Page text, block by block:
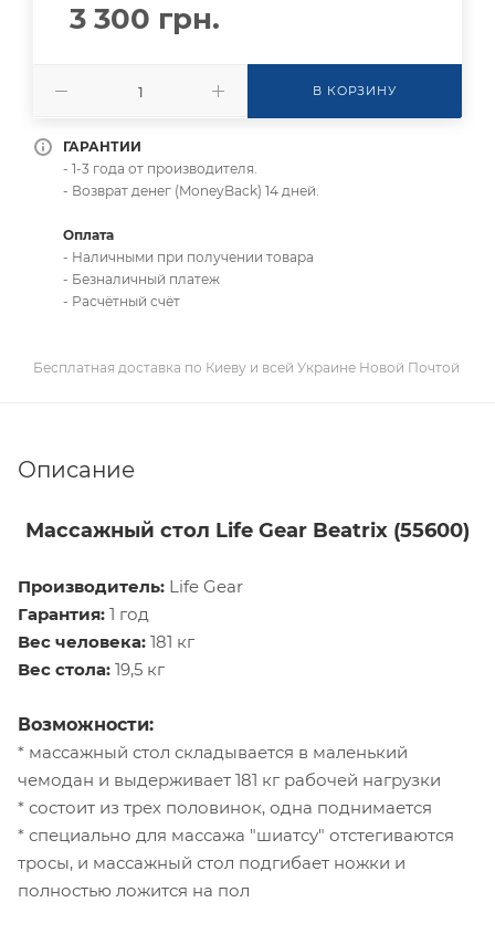
3 300 грн.
В КОРЗИНУ
ГАРАНТИИ
- 1-3 года от производителя.
- Возврат денег (MoneyBack) 14 дней.
Оплата
- Наличными при получении товара
- Безналичный платеж
- Расчётный счёт
Бесплатная доставка по Киеву и всей Украине Новой Почтой
Описание
Массажный стол Life Gear Beatrix (55600)
Производитель: Life Gear
Гарантия: 1 год
Вес человека: 181 кг
Вес стола: 19,5 кг
Возможности:
* массажный стол складывается в маленький
чемодан и выдерживает 181 кг рабочей нагрузки
* состоит из трех половинок, одна поднимается
* специально для массажа "шиатсу" отстегиваются
тросы, и массажный стол подгибает ножки и
полностью ложится на пол